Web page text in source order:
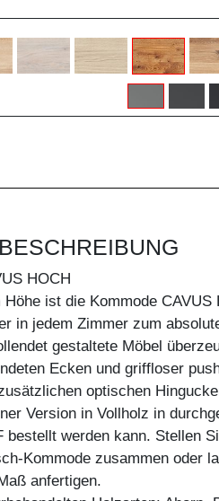
HOCH
ist die Kommode CAVUS
in jedem Zimmer zum
gestaltete Möbel
Ecken und griffloser
optischen
Version in Vollholz in
bestellt werden kann. Stellen
Kommode zusammen oder
anfertigen.